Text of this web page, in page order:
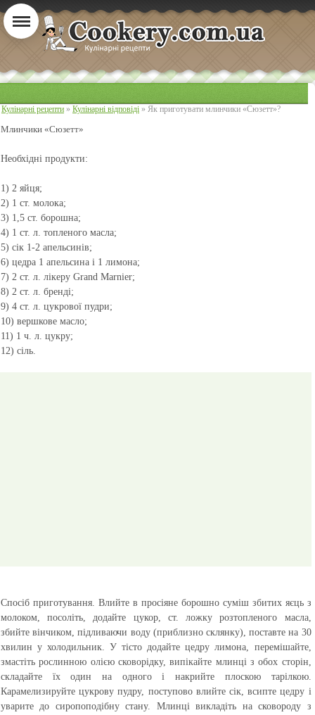
Кулінарні рецепти » Кулінарні відповіді » Як приготувати млинчики «Сюзетт»?
Млинчики «Сюзетт»
Необхідні продукти:
1) 2 яйця;
2) 1 ст. молока;
3) 1,5 ст. борошна;
4) 1 ст. л. топленого масла;
5) сік 1-2 апельсинів;
6) цедра 1 апельсина і 1 лимона;
7) 2 ст. л. лікеру Grand Marnier;
8) 2 ст. л. бренді;
9) 4 ст. л. цукрової пудри;
10) вершкове масло;
11) 1 ч. л. цукру;
12) сіль.
Спосіб приготування. Влийте в просіяне борошно суміш збитих яєць з
молоком, посоліть, додайте цукор, ст. ложку розтопленого масла,
збийте вінчиком, підливаючи воду (приблизно склянку), поставте на 30
хвилин у холодильник. У тісто додайте цедру лимона, перемішайте,
змастіть рослинною олією сковорідку, випікайте млинці з обох сторін,
складайте їх один на одного і накрийте плоскою тарілкою.
Карамелизируйте цукрову пудру, поступово влийте сік, всипте цедру і
уварите до сиропоподібну стану. Млинці викладіть на сковороду з